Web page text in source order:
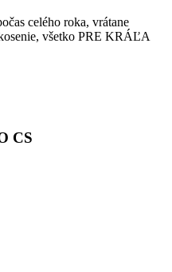
celého roka, vrátane
všetko PRE KRÁĽA
CS